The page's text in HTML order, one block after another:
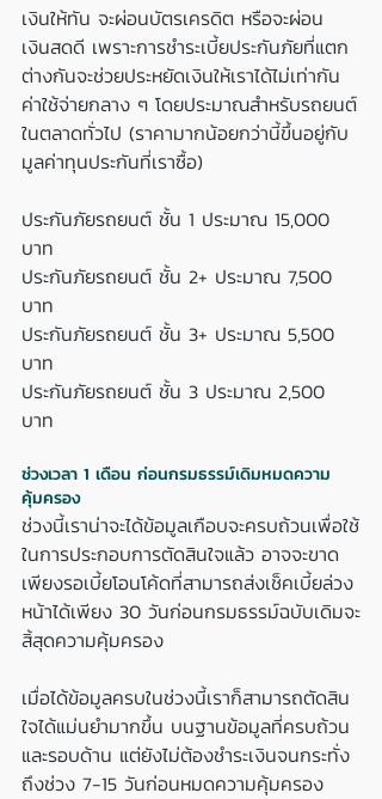
เงินให้ทัน จะผ่อนบัตรเครดิต หรือจะผ่อน
เงินสดดี เพราะการชำระเบี้ยประกันภัยที่แตก
ต่างกันจะช่วยประหยัดเงินให้เราได้ไม่เท่ากัน
ค่าใช้จ่ายกลาง ๆ โดยประมาณสำหรับรถยนต์
ในตลาดทั่วไป (ราคามากน้อยกว่านี้ขึ้นอยู่กับ
มูลค่าทุนประกันที่เราซื้อ)
ประกันภัยรถยนต์ ชั้น 1 ประมาณ 15,000
บาท
ประกันภัยรถยนต์ ชั้น 2+ ประมาณ 7,500
บาท
ประกันภัยรถยนต์ ชั้น 3+ ประมาณ 5,500
บาท
ประกันภัยรถยนต์ ชั้น 3 ประมาณ 2,500
บาท
ช่วงเวลา 1 เดือน ก่อนกรมธรรม์เดิมหมดความ
คุ้มครอง
ช่วงนี้เราน่าจะได้ข้อมูลเกือบจะครบถ้วนเพื่อใช้
ในการประกอบการตัดสินใจแล้ว อาจจะขาด
เพียงรอเบี้ยโอนโค้ดที่สามารถส่งเช็คเบี้ยล่วง
หน้าได้เพียง 30 วันก่อนกรมธรรม์ฉบับเดิมจะ
สิ้สุดความคุ้มครอง
เมื่อได้ข้อมูลครบในช่วงนี้เราก็สามารถตัดสิน
ใจได้แม่นยำมากขึ้น บนฐานข้อมูลที่ครบถ้วน
และรอบด้าน แต่ยังไม่ต้องชำระเงินจนกระทั่ง
ถึงช่วง 7-15 วันก่อนหมดความคุ้มครอง